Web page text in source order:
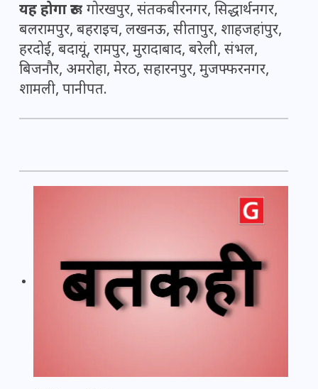
यह होगा रूट:गोरखपुर, संतकबीरनगर, सिद्धार्थनगर,
बलरामपुर, बहराइच, लखनऊ, सीतापुर, शाहजहांपुर,
हरदोई, बदायूं, रामपुर, मुरादाबाद, बरेली, संभल,
बिजनौर, अमरोहा, मेरठ, सहारनपुर, मुजफ्फरनगर,
शामली, पानीपत.